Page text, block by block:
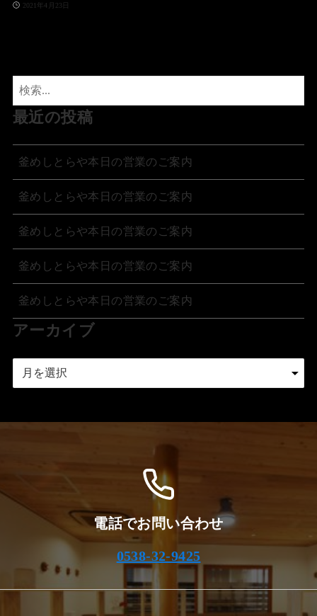
2021年4月23日
最近の投稿
釜めしとらや本日の営業のご案内
釜めしとらや本日の営業のご案内
釜めしとらや本日の営業のご案内
釜めしとらや本日の営業のご案内
釜めしとらや本日の営業のご案内
アーカイブ
電話でお問い合わせ
0538-32-9425